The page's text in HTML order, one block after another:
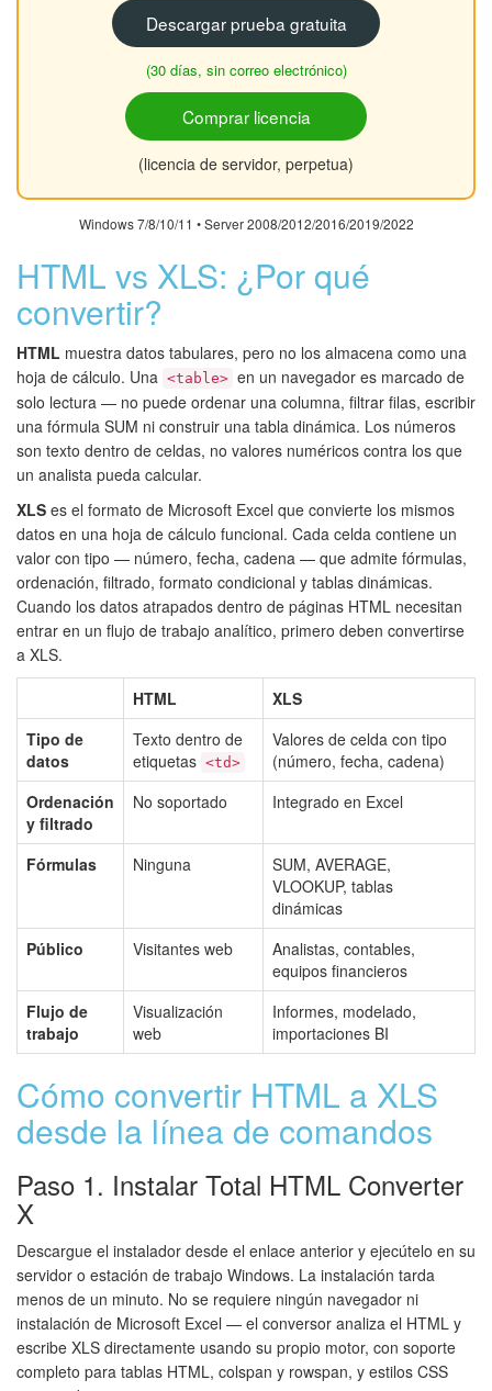
Descargar prueba gratuita
(30 días, sin correo electrónico)
Comprar licencia
(licencia de servidor, perpetua)
Windows 7/8/10/11 • Server 2008/2012/2016/2019/2022
HTML vs XLS: ¿Por qué
convertir?
HTML muestra datos tabulares, pero no los almacena como una
hoja de cálculo. Una <table> en un navegador es marcado de
solo lectura — no puede ordenar una columna, filtrar filas, escribir
una fórmula SUM ni construir una tabla dinámica. Los números
son texto dentro de celdas, no valores numéricos contra los que
un analista pueda calcular.
XLS es el formato de Microsoft Excel que convierte los mismos
datos en una hoja de cálculo funcional. Cada celda contiene un
valor con tipo — número, fecha, cadena — que admite fórmulas,
ordenación, filtrado, formato condicional y tablas dinámicas.
Cuando los datos atrapados dentro de páginas HTML necesitan
entrar en un flujo de trabajo analítico, primero deben convertirse
a XLS.
HTML
XLS
Tipo de
datos
Texto dentro de
etiquetas <td>
Valores de celda con tipo
(número, fecha, cadena)
Ordenación
y filtrado
No soportado Integrado en Excel
Fórmulas Ninguna
SUM, AVERAGE,
VLOOKUP, tablas
dinámicas
Público
Visitantes web
Analistas, contables,
equipos financieros
Flujo de
trabajo
Visualización
web
Informes, modelado,
importaciones BI
Cómo convertir HTML a XLS
desde la línea de comandos
Paso 1. Instalar Total HTML Converter
X
Descargue el instalador desde el enlace anterior y ejecútelo en su
servidor o estación de trabajo Windows. La instalación tarda
menos de un minuto. No se requiere ningún navegador ni
instalación de Microsoft Excel — el conversor analiza el HTML y
escribe XLS directamente usando su propio motor, con soporte
completo para tablas HTML, colspan y rowspan, y estilos CSS